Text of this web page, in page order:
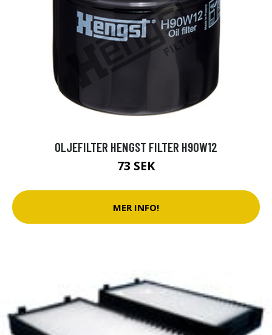
OLJEFILTER HENGST FILTER H90W12
73 SEK
MER INFO!